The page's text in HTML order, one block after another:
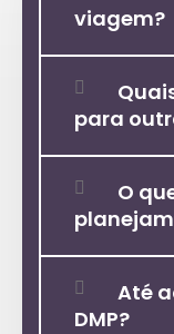
viagem?
para
O
Até
DMP?